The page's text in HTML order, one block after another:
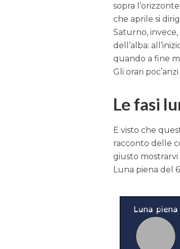
sopra
che aprile si
Saturno,
dell’alba:
quando a fine
Gli orari
Le fasi
E visto che
racconto delle
giusto mostrarvi
Luna piena del